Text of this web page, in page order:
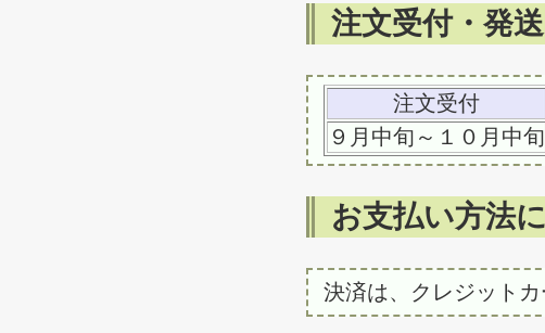
注文受付・発
注文受付
９月中旬～１０月中旬
お支払い方法
決済は、クレジット